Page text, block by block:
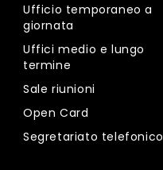
Ufficio temporaneo a
giornata
Uffici medio e lungo
termine
Sale riunioni
Open Card
Segretariato telefonico